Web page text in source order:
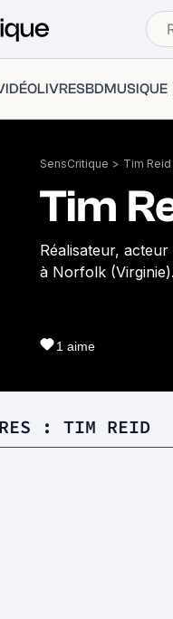
LIVRESBDMUSIQUE
SensCritique > Tim Reid
Tim
Réalisateur,
à Norfolk (Virginie).
1 aime
: TIM REID